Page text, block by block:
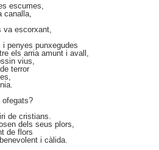
escumes,
canalla,
va escorxant,
penyes punxegudes
els arria amunt i avall,
vius,
terror
ofegats?
de cristians.
dels seus plors,
de flors
i càlida.